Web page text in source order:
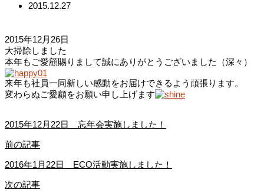
2015.12.27
2015年12月26日
大掃除しました
本年もご愛顧賜りまして誠にありがとうございました（深々）
来年も社員一同新しい感動をお届けできるよう頑張ります。
変わらぬご愛顧をお願い申し上げます
2015年12月22日 忘年会実施しました！
前の記事
2016年1月22日 ECO活動実施しました！
次の記事